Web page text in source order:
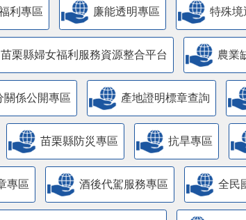
利專區 廉能透明專區 特殊境
苗栗縣婦女福利服務資源整合平台 農業
關係公開專區 產地證明標章查詢
苗栗縣防災專區 抗旱專區
專區 酒後代駕服務專區 全民